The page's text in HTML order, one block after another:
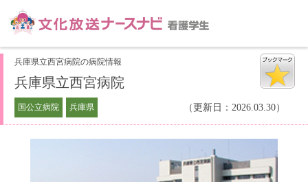
兵庫県立西宮病院の病院情報
兵庫県立西宮病院
国公立病院 兵庫県 （更新日：2026.03.30）